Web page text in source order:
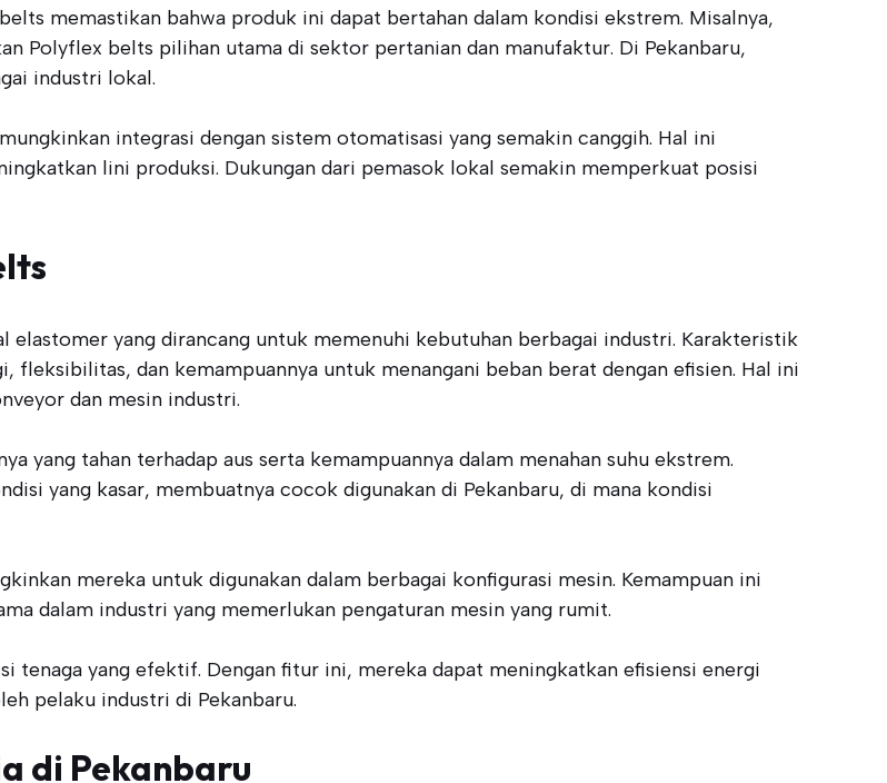
memastikan bahwa produk ini dapat bertahan dalam kondisi ekstrem. Misalnya,
Polyflex belts pilihan utama di sektor pertanian dan manufaktur. Di Pekanbaru,
industri lokal.
integrasi dengan sistem otomatisasi yang semakin canggih. Hal ini
lini produksi. Dukungan dari pemasok lokal semakin memperkuat posisi
elastomer yang dirancang untuk memenuhi kebutuhan berbagai industri. Karakteristik
fleksibilitas, dan kemampuannya untuk menangani beban berat dengan efisien. Hal ini
dan mesin industri.
yang tahan terhadap aus serta kemampuannya dalam menahan suhu ekstrem.
yang kasar, membuatnya cocok digunakan di Pekanbaru, di mana kondisi
mereka untuk digunakan dalam berbagai konfigurasi mesin. Kemampuan ini
dalam industri yang memerlukan pengaturan mesin yang rumit.
tenaga yang efektif. Dengan fitur ini, mereka dapat meningkatkan efisiensi energi
pelaku industri di Pekanbaru.
di Pekanbaru